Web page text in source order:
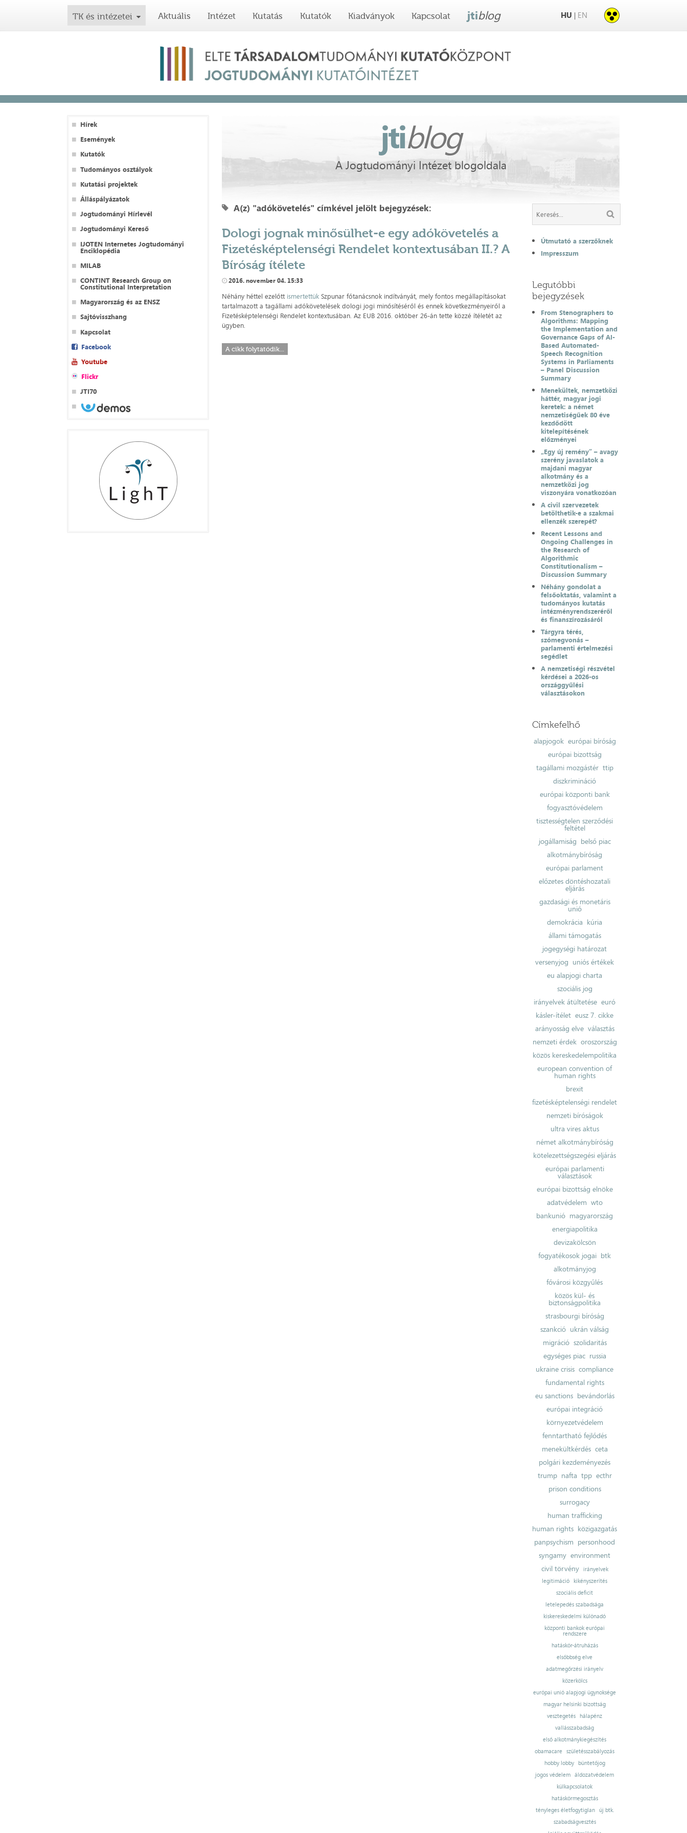
TK és intézetei Aktuális Intézet Kutatás Kutatók Kiadványok Kapcsolat jtiblog HU | EN
Hírek
Események
Kutatók
Tudományos osztályok
Kutatási projektek
Álláspályázatok
Jogtudományi Hírlevél
Jogtudományi Kereső
IJOTEN Internetes Jogtudományi
Enciklopédia
MILAB
CONTINT Research Group on
Constitutional Interpretation
Magyarország és az ENSZ
Sajtóvisszhang
Kapcsolat
Facebook
Youtube
Flickr
JTI70
jtiblog
A Jogtudományi Intézet blogoldala
A(z) "adókövetelés" címkével jelölt bejegyzések:
Dologi jognak minősülhet-e egy adókövetelés a
Fizetésképtelenségi Rendelet kontextusában II.? A
Bíróság ítélete
2016. november 04. 15:33
Néhány héttel ezelőtt ismertettük Szpunar főtanácsnok indítványát, mely fontos megállapításokat
tartalmazott a tagállami adókövetelések dologi jogi minősítéséről és ennek következményeiről a
Fizetésképtelenségi Rendelet kontextusában. Az EUB 2016. október 26-án tette közzé ítéletét az
ügyben.
A cikk folytatódik...
Útmutató a szerzőknek
Impresszum
Legutóbbi
bejegyzések
From Stenographers to
Algorithms: Mapping
the Implementation and
Governance Gaps of AI-
Based Automated-
Speech Recognition
Systems in Parliaments
– Panel Discussion
Summary
Menekültek, nemzetközi
háttér, magyar jogi
keretek: a német
nemzetiségűek 80 éve
kezdődött
kitelepítésének
előzményei
„Egy új remény” – avagy
szerény javaslatok a
majdani magyar
alkotmány és a
nemzetközi jog
viszonyára vonatkozóan
A civil szervezetek
betölthetik-e a szakmai
ellenzék szerepét?
Recent Lessons and
Ongoing Challenges in
the Research of
Algorithmic
Constitutionalism –
Discussion Summary
Néhány gondolat a
felsőoktatás, valamint a
tudományos kutatás
intézményrendszeréről
és finanszírozásáról
Tárgyra térés,
szómegvonás –
parlamenti értelmezési
segédlet
A nemzetiségi részvétel
kérdései a 2026-os
országgyűlési
választásokon
Címkefelhő
alapjogok európai bíróság
európai bizottság
tagállami mozgástér ttip
diszkrimináció
európai központi bank
fogyasztóvédelem
tisztességtelen szerződési
feltétel
jogállamiság belső piac
alkotmánybíróság
európai parlament
előzetes döntéshozatali
eljárás
gazdasági és monetáris
unió
demokrácia kúria
állami támogatás
jogegységi határozat
versenyjog uniós értékek
eu alapjogi charta
szociális jog
irányelvek átültetése euró
kásler-ítélet eusz 7. cikke
arányosság elve választás
nemzeti érdek oroszország
közös kereskedelempolitika
european convention of
human rights
brexit
fizetésképtelenségi rendelet
nemzeti bíróságok
ultra vires aktus
német alkotmánybíróság
kötelezettségszegési eljárás
európai parlamenti
választások
európai bizottság elnöke
adatvédelem wto
bankunió magyarország
energiapolitika
devizakölcsön
fogyatékosok jogai btk
alkotmányjog
fővárosi közgyűlés
közös kül- és
biztonságpolitika
strasbourgi bíróság
szankció ukrán válság
migráció szolidaritás
egységes piac russia
ukraine crisis compliance
fundamental rights
eu sanctions bevándorlás
európai integráció
környezetvédelem
fenntartható fejlődés
menekültkérdés ceta
polgári kezdeményezés
trump nafta tpp ecthr
prison conditions
surrogacy
human trafficking
human rights közigazgatás
panpsychism personhood
syngamy environment
civil törvény
irányelvek
legitimáció
kikényszerítés
szociális deficit
letelepedés szabadsága
kiskereskedelmi különadó
központi bankok európai
rendszere
hatáskör-átruházás
elsőbbség elve
adatmegőrzési irányelv
közerkölcs
európai unió alapjogi ügynoksége
magyar helsinki bizottság
vesztegetés
hálapénz
vallásszabadság
első alkotmánykiegészítés
obamacare
születésszabályozás
hobby lobby
büntetőjog
jogos védelem
áldozatvédelem
külkapcsolatok
hatáskörmegosztás
tényleges életfogytiglan új btk.
szabadságvesztés